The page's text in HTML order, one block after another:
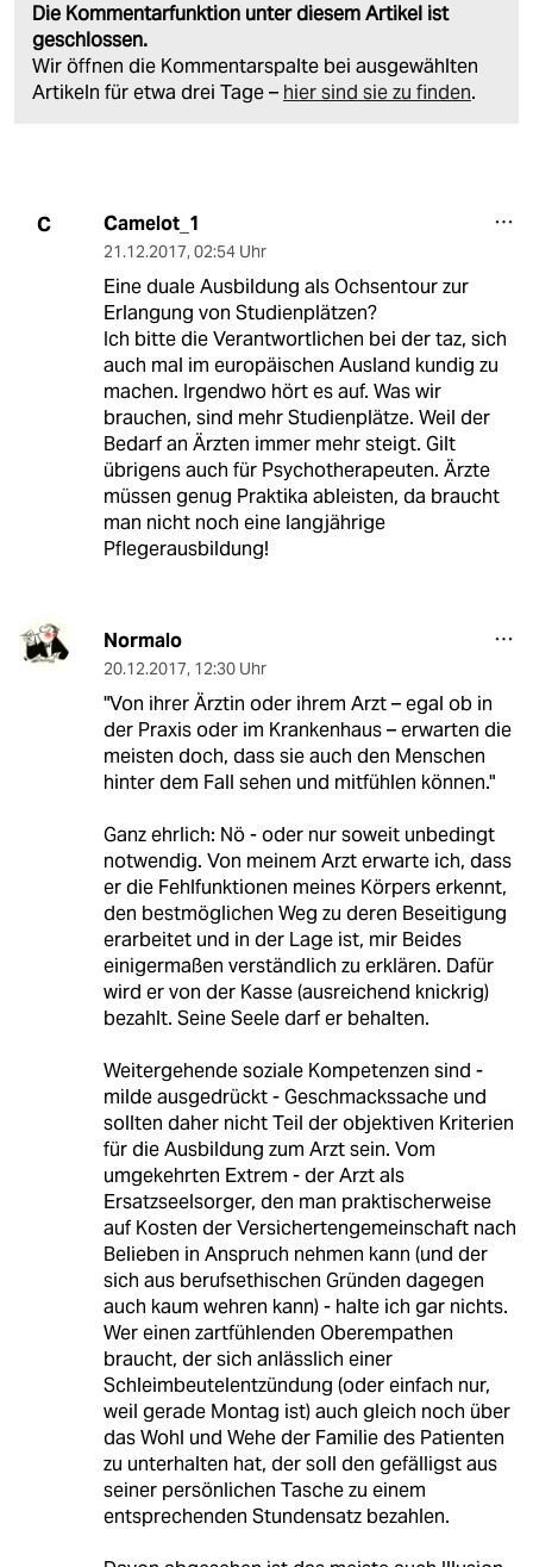
Die Kommentarfunktion unter diesem Artikel ist
geschlossen.
Wir öffnen die Kommentarspalte bei ausgewählten
Artikeln für etwa drei Tage – hier sind sie zu finden.
C Camelot_1
21.12.2017, 02:54 Uhr
Eine duale Ausbildung als Ochsentour zur
Erlangung von Studienplätzen?
Ich bitte die Verantwortlichen bei der taz, sich
auch mal im europäischen Ausland kundig zu
machen. Irgendwo hört es auf. Was wir
brauchen, sind mehr Studienplätze. Weil der
Bedarf an Ärzten immer mehr steigt. Gilt
übrigens auch für Psychotherapeuten. Ärzte
müssen genug Praktika ableisten, da braucht
man nicht noch eine langjährige
Pflegerausbildung!
Normalo
20.12.2017, 12:30 Uhr
"Von ihrer Ärztin oder ihrem Arzt – egal ob in
der Praxis oder im Krankenhaus – erwarten die
meisten doch, dass sie auch den Menschen
hinter dem Fall sehen und mitfühlen können."
Ganz ehrlich: Nö - oder nur soweit unbedingt
notwendig. Von meinem Arzt erwarte ich, dass
er die Fehlfunktionen meines Körpers erkennt,
den bestmöglichen Weg zu deren Beseitigung
erarbeitet und in der Lage ist, mir Beides
einigermaßen verständlich zu erklären. Dafür
wird er von der Kasse (ausreichend knickrig)
bezahlt. Seine Seele darf er behalten.
Weitergehende soziale Kompetenzen sind -
milde ausgedrückt - Geschmackssache und
sollten daher nicht Teil der objektiven Kriterien
für die Ausbildung zum Arzt sein. Vom
umgekehrten Extrem - der Arzt als
Ersatzseelsorger, den man praktischerweise
auf Kosten der Versichertengemeinschaft nach
Belieben in Anspruch nehmen kann (und der
sich aus berufsethischen Gründen dagegen
auch kaum wehren kann) - halte ich gar nichts.
Wer einen zartfühlenden Oberempathen
braucht, der sich anlässlich einer
Schleimbeutelentzündung (oder einfach nur,
weil gerade Montag ist) auch gleich noch über
das Wohl und Wehe der Familie des Patienten
zu unterhalten hat, der soll den gefälligst aus
seiner persönlichen Tasche zu einem
entsprechenden Stundensatz bezahlen.